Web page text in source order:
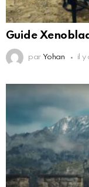
Guide
par Yohan il y